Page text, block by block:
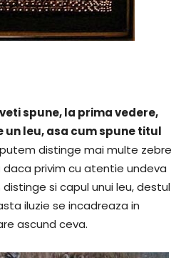
spune, la prima vedere,
un leu, asa cum spune titul
distinge mai multe zebre
privim cu atentie undeva
si capul unui leu, destul
iluzie se incadreaza in
ascund ceva.